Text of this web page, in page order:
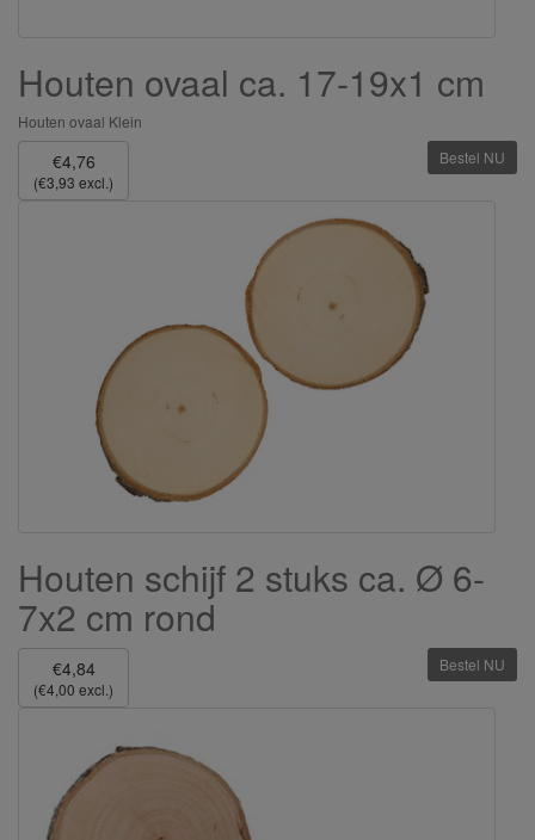
Houten ovaal ca. 17-19x1 cm
Houten ovaal Klein
€4,76
(€3,93 excl.)
Bestel NU
Houten schijf 2 stuks ca. Ø 6-
7x2 cm rond
€4,84
(€4,00 excl.)
Bestel NU